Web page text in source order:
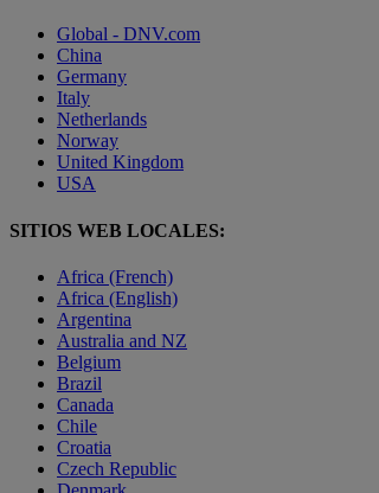
Global - DNV.com
China
Germany
Italy
Netherlands
Norway
United Kingdom
USA
SITIOS WEB LOCALES:
Africa (French)
Africa (English)
Argentina
Australia and NZ
Belgium
Brazil
Canada
Chile
Croatia
Czech Republic